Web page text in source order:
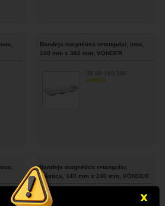
Bandeja magnética retangular, inox,
160 mm x 360 mm, VONDER
35.99.160.360
VONDER
Bandeja magnética retangular,
plástica, 140 mm x 240 mm, VONDER